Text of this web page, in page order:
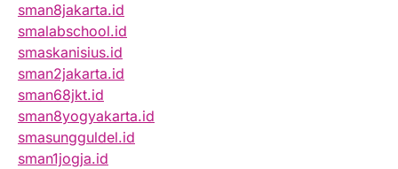
sman8jakarta.id
smalabschool.id
smaskanisius.id
sman2jakarta.id
sman68jkt.id
sman8yogyakarta.id
smasungguldel.id
sman1jogja.id